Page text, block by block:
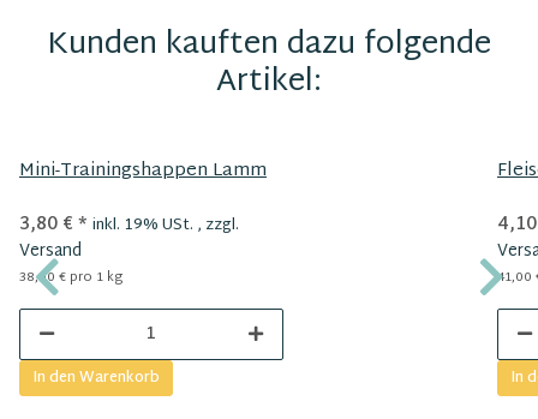
Kunden kauften dazu folgende
Artikel:
Mini-Trainingshappen Lamm
3,80 €* inkl. 19% USt. , zzgl.
Versand
38,00 € pro 1 kg
In den Warenkorb
41,00
In